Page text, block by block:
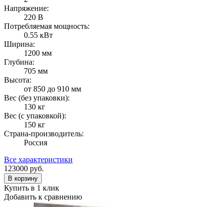
Напряжение:
220 В
Потребляемая мощность:
0.55 кВт
Ширина:
1200 мм
Глубина:
705 мм
Высота:
от 850 до 910 мм
Вес (без упаковки):
130 кг
Вес (с упаковкой):
150 кг
Страна-производитель:
Россия
Все характеристики
123000 руб.
В корзину
Купить в 1 клик
Добавить к сравнению